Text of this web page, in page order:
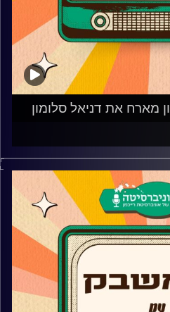
פלאשבק!
ללב מגיע לאולפן ומספר על
האם דנה עדיני לא הייתה
הדרכים״, האלבום החדש
ומדוע החליט לקחת